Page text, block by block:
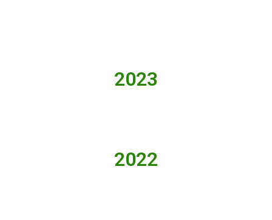
2023
2022